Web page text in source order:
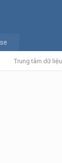
Trung tâm dữ liệu